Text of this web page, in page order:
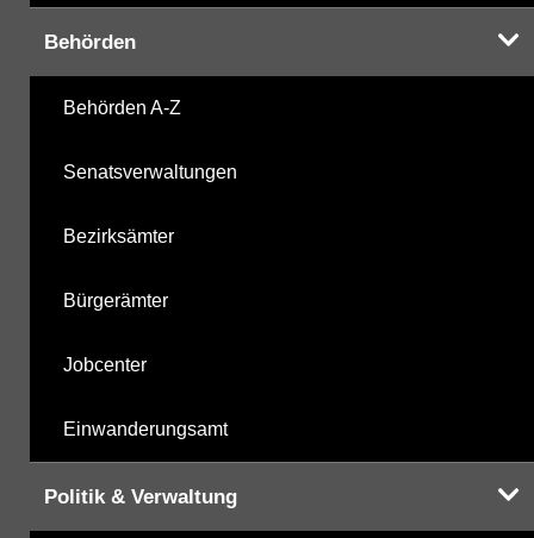
Behörden
Behörden A-Z
Senatsverwaltungen
Bezirksämter
Bürgerämter
Jobcenter
Einwanderungsamt
Politik & Verwaltung